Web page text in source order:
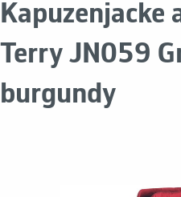
Kapuzenjacke
Terry JN059
burgundy